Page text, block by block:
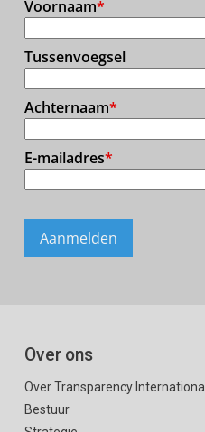
Over ons
Over Transparency International
Bestuur